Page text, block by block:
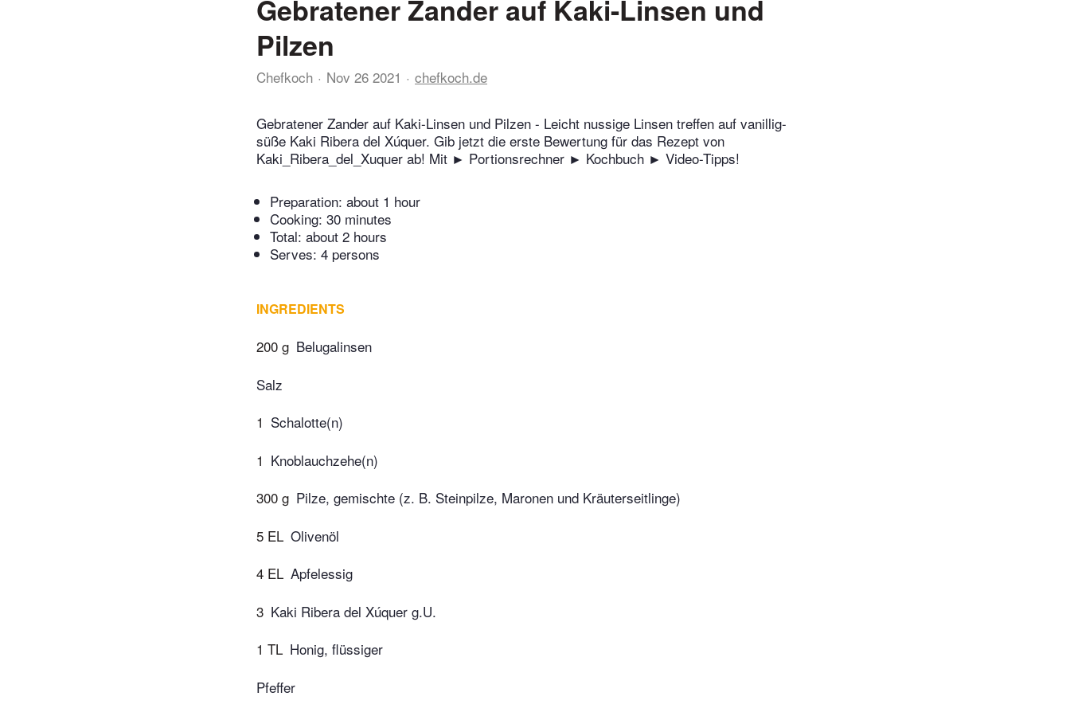
Gebratener Zander auf Kaki-Linsen und
Pilzen
Chefkoch Nov 26 2021 chefkoch.de
Gebratener Zander auf Kaki-Linsen und Pilzen - Leicht nussige Linsen treffen auf vanillig-
süße Kaki Ribera del Xúquer. Gib jetzt die erste Bewertung für das Rezept von
Kaki_Ribera_del_Xuquer ab! Mit ► Portionsrechner ► Kochbuch ► Video-Tipps!
Preparation: about 1 hour
Cooking: 30 minutes
Total: about 2 hours
Serves: 4 persons
INGREDIENTS
200 g Belugalinsen
Salz
1 Schalotte(n)
1 Knoblauchzehe(n)
300 g Pilze, gemischte (z. B. Steinpilze, Maronen und Kräuterseitlinge)
5 EL Olivenöl
4 EL Apfelessig
3 Kaki Ribera del Xúquer g.U.
1 TL Honig, flüssiger
Pfeffer